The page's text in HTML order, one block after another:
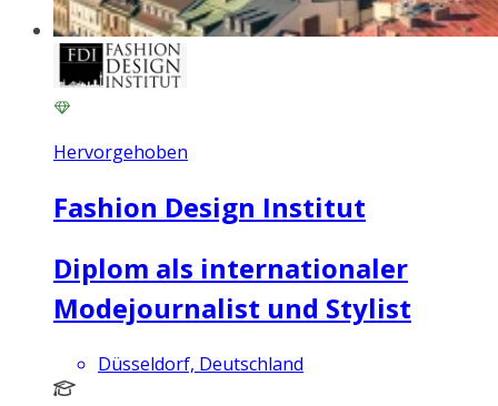
Hervorgehoben
Fashion Design Institut
Diplom als internationaler
Modejournalist und Stylist
Düsseldorf, Deutschland